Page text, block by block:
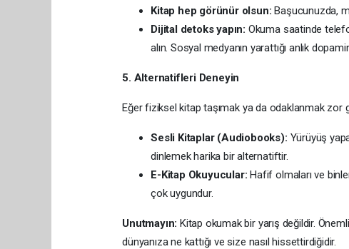
Kitap hep görünür olsun: Başucunuzda,
Dijital detoks yapın: Okuma saatinde
alın. Sosyal medyanın yarattığı anlık
5. Alternatifleri Deneyin
Eğer fiziksel kitap taşımak ya da odaklanmak zor
Sesli Kitaplar (Audiobooks): Yürüyüş
dinlemek harika bir alternatiftir.
E-Kitap Okuyucular: Hafif olmaları ve
çok uygundur.
Unutmayın: Kitap okumak bir yarış değildir.
dünyanıza ne kattığı ve size nasıl hissettirdiğidir.